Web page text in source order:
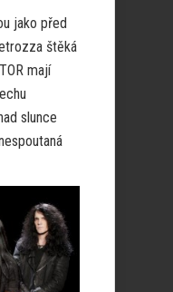
jako před
štěká
mají
slunce